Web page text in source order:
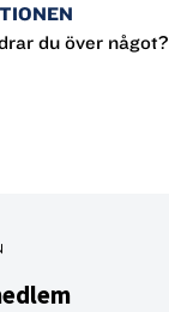
du över något?